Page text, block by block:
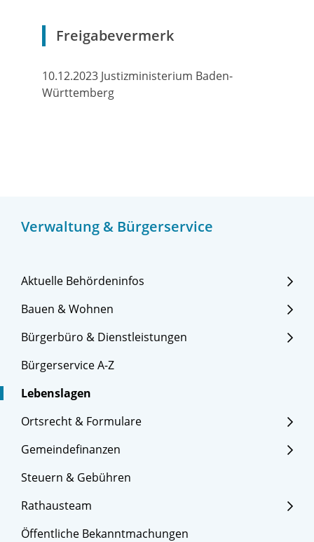
Verwaltung & Bürgerservice
Aktuelle Behördeninfos
Bauen & Wohnen
Bürgerbüro & Dienstleistungen
Bürgerservice A-Z
Lebenslagen
Ortsrecht & Formulare
Gemeindefinanzen
Steuern & Gebühren
Rathausteam
Öffentliche Bekanntmachungen
Freigabevermerk
10.12.2023 Justizministerium Baden-
Württemberg